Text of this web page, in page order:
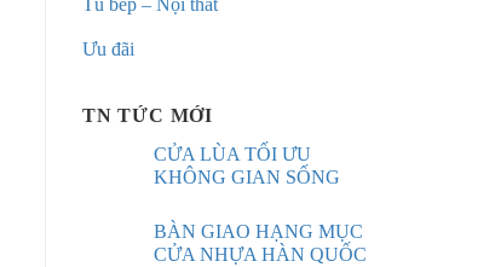
Tủ bếp – Nội thất
Ưu đãi
TN TỨC MỚI
CỬA LÙA TỐI ƯU
KHÔNG GIAN SỐNG
BÀN GIAO HẠNG MỤC
CỬA NHỰA HÀN QUỐC